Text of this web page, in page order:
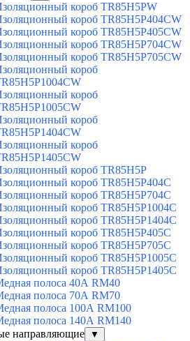
короб TR85H5PW
короб TR85H5P404CW
короб TR85H5P405CW
короб TR85H5P704CW
короб TR85H5P705CW
короб
короб
короб
короб
короб TR85H5P
короб TR85H5P404C
короб TR85H5P704C
короб TR85H5P1004C
короб TR85H5P1404C
короб TR85H5P405C
короб TR85H5P705C
короб TR85H5P1005C
короб TR85H5P1405C
полоса 40А RM40
полоса 70А RM70
полоса 100А RM100
полоса 140А RM140
направляющие
▼